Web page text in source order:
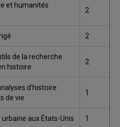
et humanités
2
2
de la recherche
histoire
2
d'histoire
de vie
1
aux États-Unis 1